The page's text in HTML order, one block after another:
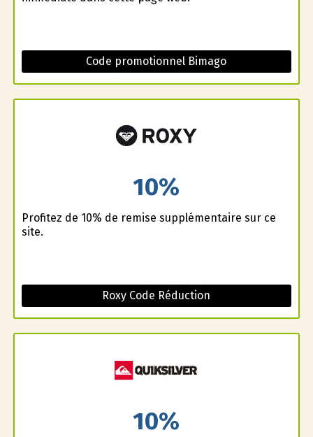
Code promotionnel Bimago
10%
Profitez de 10% de remise supplémentaire sur ce
site.
Roxy Code Réduction
10%